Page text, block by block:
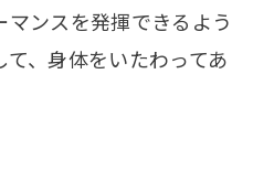
ンスを発揮できるよう
、身体をいたわってあ